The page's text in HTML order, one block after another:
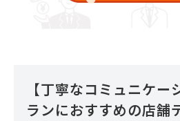
【丁寧なコミュニケー
ランにおすすめの店舗